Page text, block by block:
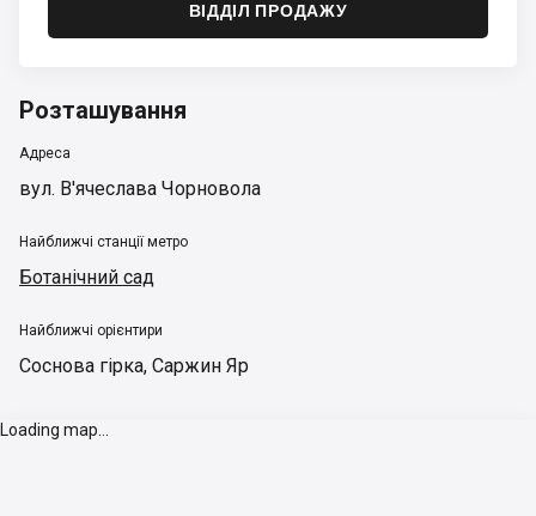
ВІДДІЛ ПРОДАЖУ
Розташування
Адреса
вул. В'ячеслава Чорновола
Найближчі станції метро
Ботанічний сад
Найближчі орієнтири
Соснова гірка, Саржин Яр
Loading map...